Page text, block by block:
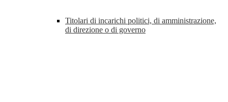
Titolari di incarichi politici, di amministrazione,
di direzione o di governo